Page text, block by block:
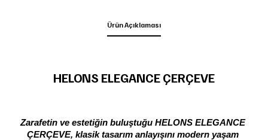
Ürün Açıklaması
HELONS ELEGANCE ÇERÇEVE
Zarafetin ve estetiğin buluştuğu HELONS ELEGANCE
ÇERÇEVE, klasik tasarım anlayışını modern yaşam